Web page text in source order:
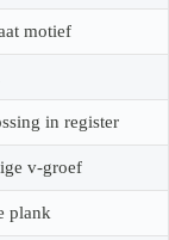
motief
in register
v-groef
plank